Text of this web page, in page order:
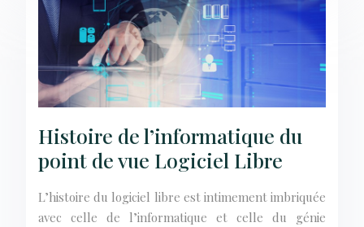
Histoire de l’informatique du
point de vue Logiciel Libre
L’histoire du logiciel libre est intimement imbriquée
avec celle de l’informatique et celle du génie